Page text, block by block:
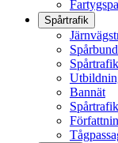
Spårtrafik
Bannät